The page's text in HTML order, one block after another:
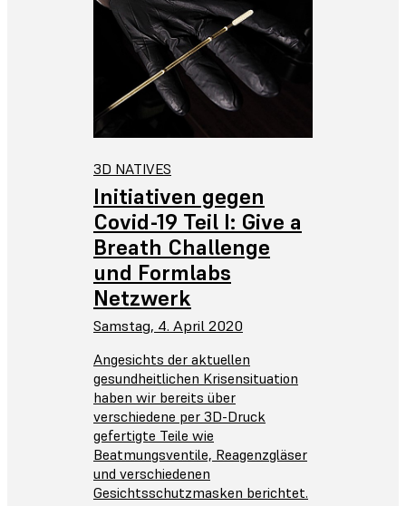
3D NATIVES
Initiativen gegen
Covid-19 Teil I: Give a
Breath Challenge
und Formlabs
Netzwerk
Samstag, 4. April 2020
Angesichts der aktuellen
gesundheitlichen Krisensituation
haben wir bereits über
verschiedene per 3D-Druck
gefertigte Teile wie
Beatmungsventile, Reagenzgläser
und verschiedenen
Gesichtsschutzmasken berichtet.